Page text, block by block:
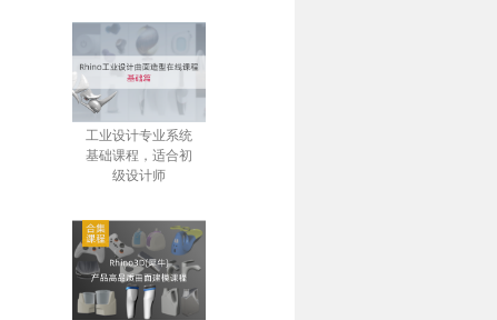
工业设计专业系统
基础课程，适合初
级设计师